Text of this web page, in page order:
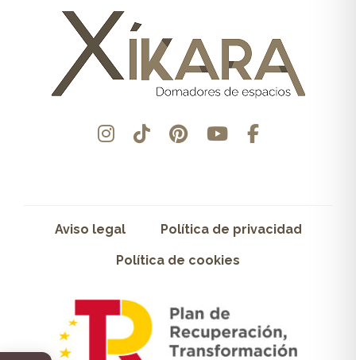
Aviso legal Política de privacidad
Política de cookies